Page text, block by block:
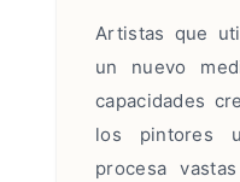
Artistas que
un nuevo
capacidades
los pintores
procesa